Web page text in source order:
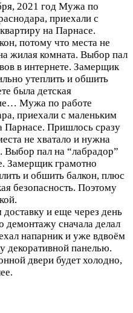
2021 год Мужа по
приехали с
на Парнасе.
потому что места не
жилая комната. Выбор пал
в интернете. Замерщик
утеплить и обшить
была детская
Мужа по работе
приехали с маленьким
Парнасе. Пришлось сразу
не хватало и нужна
пал на “лабрадор”
Замерщик грамотно
и обшить балкон, плюс
безопасность. Поэтому
и еще через день
сначала делал
напарник и уже вдвоём
декоративной панелью.
двери будет холодно,